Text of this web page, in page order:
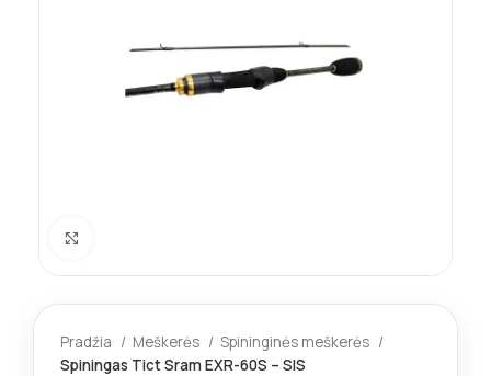
Pradžia Meškerės
Spininginės meškerės
Spiningas Tict Sram EXR-60S – SIS